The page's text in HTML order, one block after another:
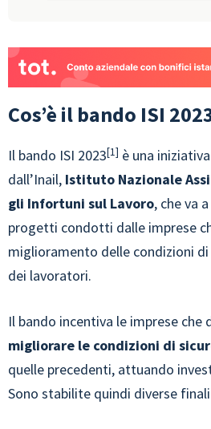
Cos’è il bando ISI
Il bando ISI 2023 1 è una
dall’Inail, Istituto Nazionale
gli Infortuni sul Lavoro, che va
progetti condotti dalle imprese
miglioramento delle condizioni di
dei lavoratori.
Il bando incentiva le imprese che
migliorare le condizioni di
quelle precedenti, attuando
Sono stabilite quindi diverse